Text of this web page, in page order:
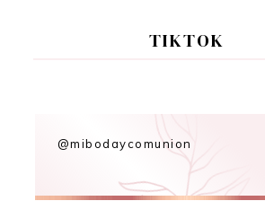
TIKTOK
@mibodaycomunion